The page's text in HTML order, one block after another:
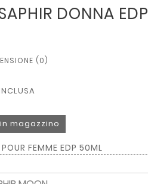
DONNA EDP
(0)
magazzino
FEMME EDP 50ML